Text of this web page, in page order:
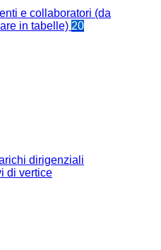
e collaboratori (da
in tabelle) 20
dirigenziali
di vertice